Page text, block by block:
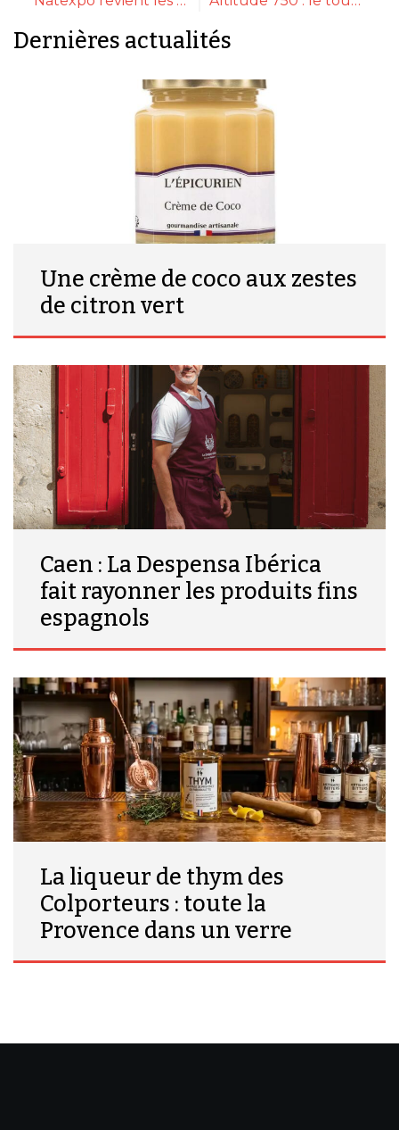
Dernières actualités
Une crème de coco aux zestes
de citron vert
Caen : La Despensa Ibérica
fait rayonner les produits fins
espagnols
La liqueur de thym des
Colporteurs : toute la
Provence dans un verre